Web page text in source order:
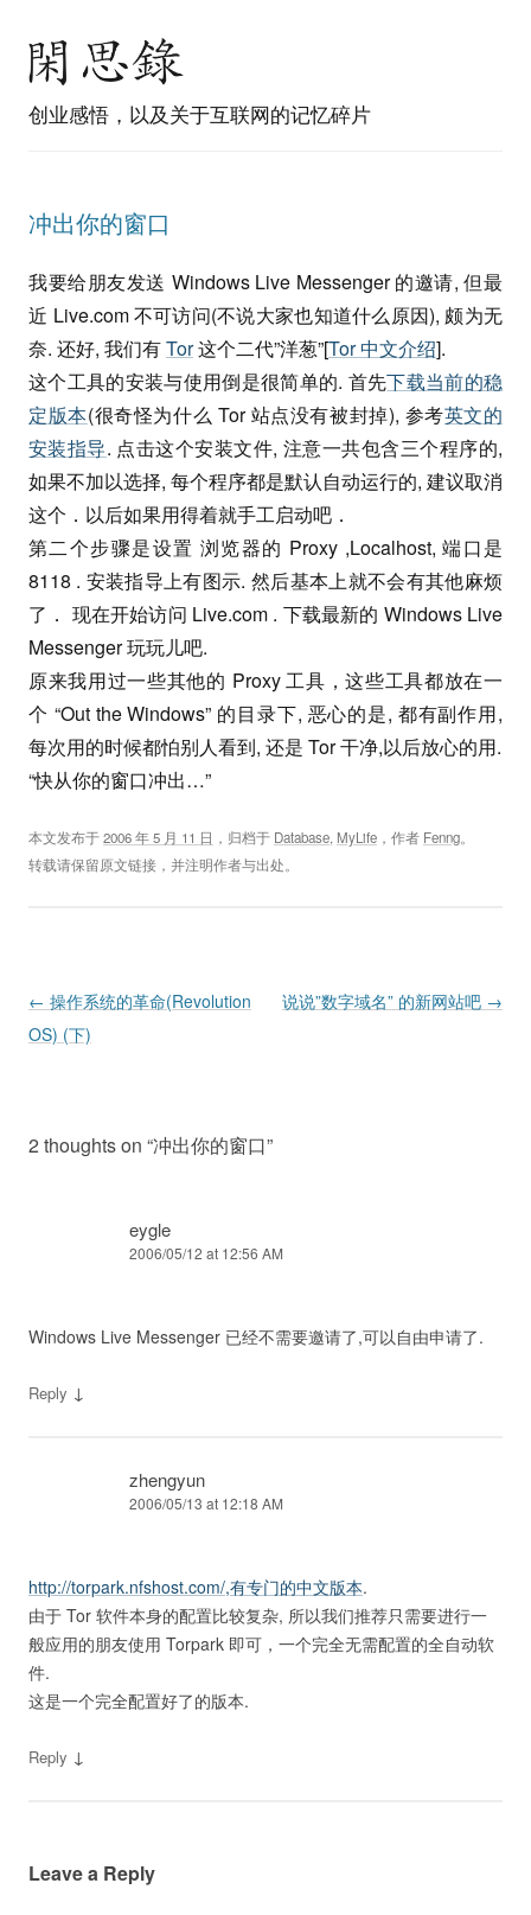
创业感悟，以及关于互联网的记忆碎片
冲出你的窗口
我要给朋友发送 Windows Live Messenger 的邀请, 但最
近 Live.com 不可访问(不说大家也知道什么原因), 颇为无
奈. 还好, 我们有Tor这个二代”洋葱”[Tor 中文介绍].
这个工具的安装与使用倒是很简单的. 首先下载当前的稳
定版本(很奇怪为什么 Tor 站点没有被封掉), 参考英文的
安装指导. 点击这个安装文件, 注意一共包含三个程序的,
如果不加以选择, 每个程序都是默认自动运行的, 建议取消
这个．以后如果用得着就手工启动吧．
第二个步骤是设置 浏览器的 Proxy ,Localhost, 端口是
8118 . 安装指导上有图示. 然后基本上就不会有其他麻烦
了． 现在开始访问 Live.com . 下载最新的 Windows Live
Messenger 玩玩儿吧.
原来我用过一些其他的 Proxy 工具，这些工具都放在一
个 “Out the Windows” 的目录下, 恶心的是, 都有副作用,
每次用的时候都怕别人看到, 还是 Tor 干净,以后放心的用.
“快从你的窗口冲出…”
本文发布于2006 年 5 月 11 日 ，归档于 Database, MyLife ，作者 Fenng。
转载请保留原文链接，并注明作者与出处。
Post navigation
← 操作系统的革命(Revolution
OS) (下)
说说”数字域名” 的新网站吧 →
2 thoughts on “冲出你的窗口”
eygle
2006/05/12 at 12:56 AM
Windows Live Messenger 已经不需要邀请了,可以自由申请了.
Reply ↓
zhengyun
2006/05/13 at 12:18 AM
http://torpark.nfshost.com/,有专门的中文版本.
由于 Tor 软件本身的配置比较复杂, 所以我们推荐只需要进行一
般应用的朋友使用 Torpark 即可，一个完全无需配置的全自动软
件.
这是一个完全配置好了的版本.
Reply ↓
Leave a Reply